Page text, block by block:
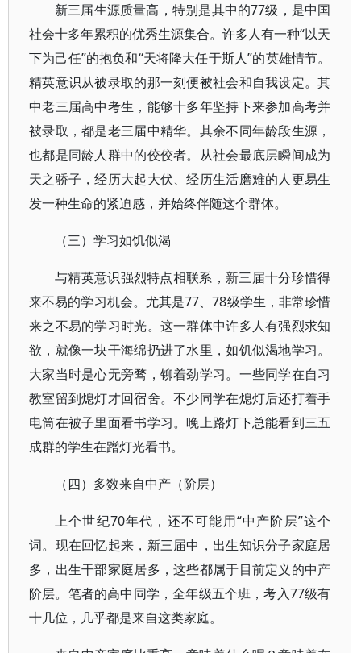
新三届生源质量高，特别是其中的77级，是中国
社会十多年累积的优秀生源集合。许多人有一种“以天
下为己任”的抱负和“天将降大任于斯人”的英雄情节。
精英意识从被录取的那一刻便被社会和自我设定。其
中老三届高中考生，能够十多年坚持下来参加高考并
被录取，都是老三届中精华。其余不同年龄段生源，
也都是同龄人群中的佼佼者。从社会最底层瞬间成为
天之骄子，经历大起大伏、经历生活磨难的人更易生
发一种生命的紧迫感，并始终伴随这个群体。
（三）学习如饥似渴
与精英意识强烈特点相联系，新三届十分珍惜得
来不易的学习机会。尤其是77、78级学生，非常珍惜
来之不易的学习时光。这一群体中许多人有强烈求知
欲，就像一块干海绵扔进了水里，如饥似渴地学习。
大家当时是心无旁骛，铆着劲学习。一些同学在自习
教室留到熄灯才回宿舍。不少同学在熄灯后还打着手
电筒在被子里面看书学习。晚上路灯下总能看到三五
成群的学生在蹭灯光看书。
（四）多数来自中产（阶层）
上个世纪70年代，还不可能用“中产阶层”这个
词。现在回忆起来，新三届中，出生知识分子家庭居
多，出生干部家庭居多，这些都属于目前定义的中产
阶层。笔者的高中同学，全年级五个班，考入77级有
十几位，几乎都是来自这类家庭。